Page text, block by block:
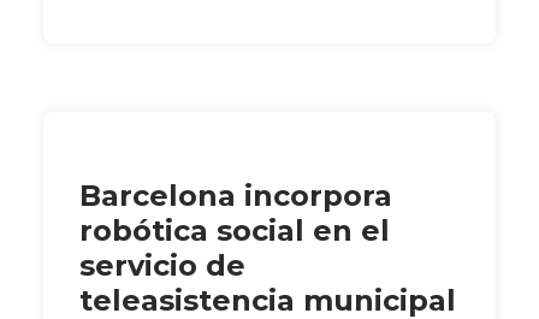
Barcelona incorpora
robótica social en el
servicio de
teleasistencia municipal